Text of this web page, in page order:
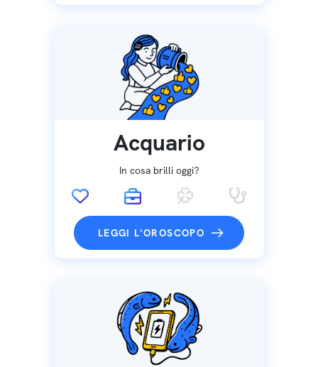
Acquario
In cosa brilli oggi?
LEGGI L'OROSCOPO